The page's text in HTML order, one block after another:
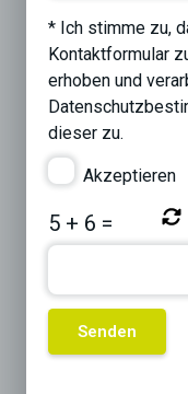
* Ich stimme zu,
Kontaktformular
erhoben und
dieser zu.
Akzeptieren
5 + 6 =